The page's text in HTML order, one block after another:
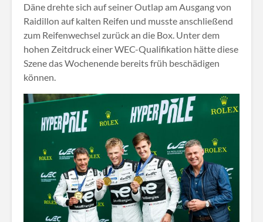
Däne drehte sich auf seiner Outlap am Ausgang von
Raidillon auf kalten Reifen und musste anschließend
zum Reifenwechsel zurück an die Box. Unter dem
hohen Zeitdruck einer WEC-Qualifikation hätte diese
Szene das Wochenende bereits früh beschädigen
können.